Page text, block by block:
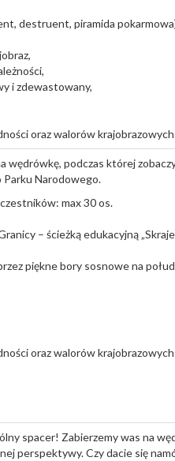
destruent, piramida
i zdewastowany,
oraz walorów
wędrówkę, podczas której
Parku Narodowego.
max 30 os.
– ścieżką edukacyjną
piękne bory sosnowe na
oraz walorów
spacer! Zabierzemy was na
perspektywy. Czy dacie się